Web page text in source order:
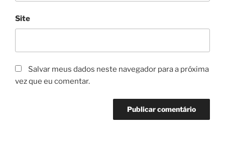
Site
Salvar meus dados neste navegador para a próxima
vez que eu comentar.